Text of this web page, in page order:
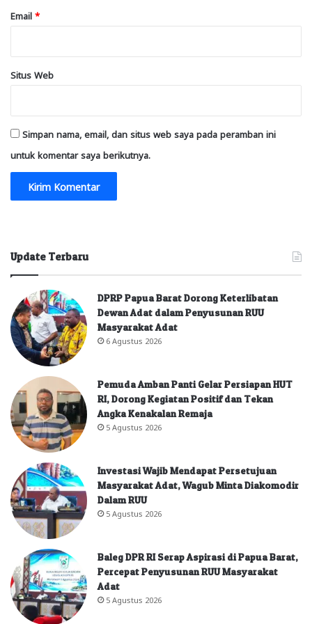
Email *
Situs Web
Simpan nama, email, dan situs web saya pada peramban ini
untuk komentar saya berikutnya.
Update Terbaru
DPRP Papua Barat Dorong Keterlibatan
Dewan Adat dalam Penyusunan RUU
Masyarakat Adat
6 Agustus 2026
Pemuda Amban Panti Gelar Persiapan HUT
RI, Dorong Kegiatan Positif dan Tekan
Angka Kenakalan Remaja
5 Agustus 2026
Investasi Wajib Mendapat Persetujuan
Masyarakat Adat, Wagub Minta Diakomodir
Dalam RUU
5 Agustus 2026
Baleg DPR RI Serap Aspirasi di Papua Barat,
Percepat Penyusunan RUU Masyarakat
Adat
5 Agustus 2026